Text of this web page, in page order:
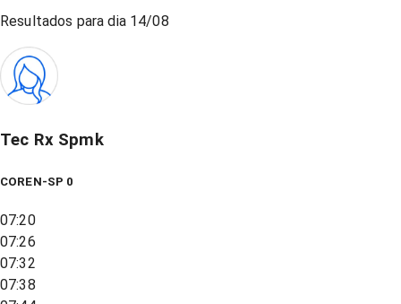
Resultados para dia 14/08
Tec Rx Spmk
COREN-SP 0
07:20
07:26
07:32
07:38